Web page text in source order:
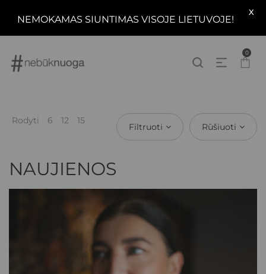
0
Rodyti 6 12 15
Filtruoti Rūšiuoti
NAUJIENOS
NEMOKAMAS SIUNTIMAS VISOJE LIETUVOJE!
X